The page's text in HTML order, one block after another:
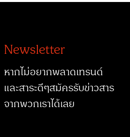
Newsletter
หากไม่อยากพลาดเทรนด์
และสาระดีๆสมัครรับข่าวสาร
จากพวกเราได้เลย